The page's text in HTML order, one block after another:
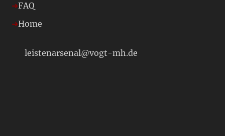
FAQ
Home
leistenarsenal@vogt-mh.de